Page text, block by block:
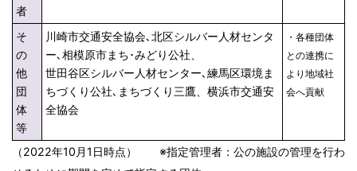
者
そ
の
他
団
体
等
川崎市交通安全協会､北区シルバー人材センタ
ー､相模原市まち･みどり公社、
世田谷区シルバー人材センター､練馬区環境ま
ちづくり公社､まちづくり三鷹、横浜市交通安
全協会
・各種団体
との連携に
より地域社
会へ貢献
（2022年10月1日時点） ※指定管理者：公の施設の管理を行わ